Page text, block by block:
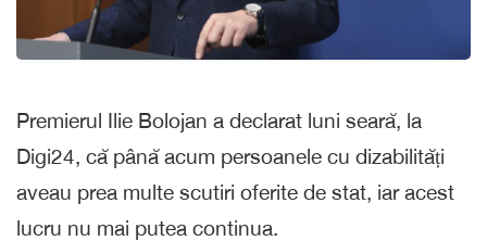
Premierul Ilie Bolojan a declarat luni seară, la
Digi24, că până acum persoanele cu dizabilități
aveau prea multe scutiri oferite de stat, iar acest
lucru nu mai putea continua.